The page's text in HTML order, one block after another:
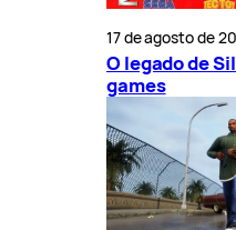
17 de agosto de
O legado de
games